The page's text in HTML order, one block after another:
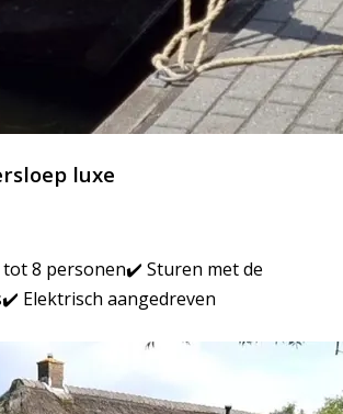
luxe
tot 8 personen✔️ Sturen met de
✔️ Elektrisch aangedreven